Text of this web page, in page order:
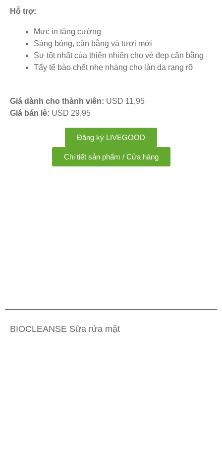
Hỗ trợ:
Mực in tăng cường
Sáng bóng, cân bằng và tươi mới
Sự tốt nhất của thiên nhiên cho vẻ đẹp cân bằng
Tẩy tế bào chết nhẹ nhàng cho làn da rạng rỡ
Giá dành cho thành viên: USD 11,95
Giá bán lẻ: USD 29,95
Đăng ký LIVEGOOD
Chi tiết sản phẩm / Cửa hàng
BIOCLEANSE Sữa rửa mặt